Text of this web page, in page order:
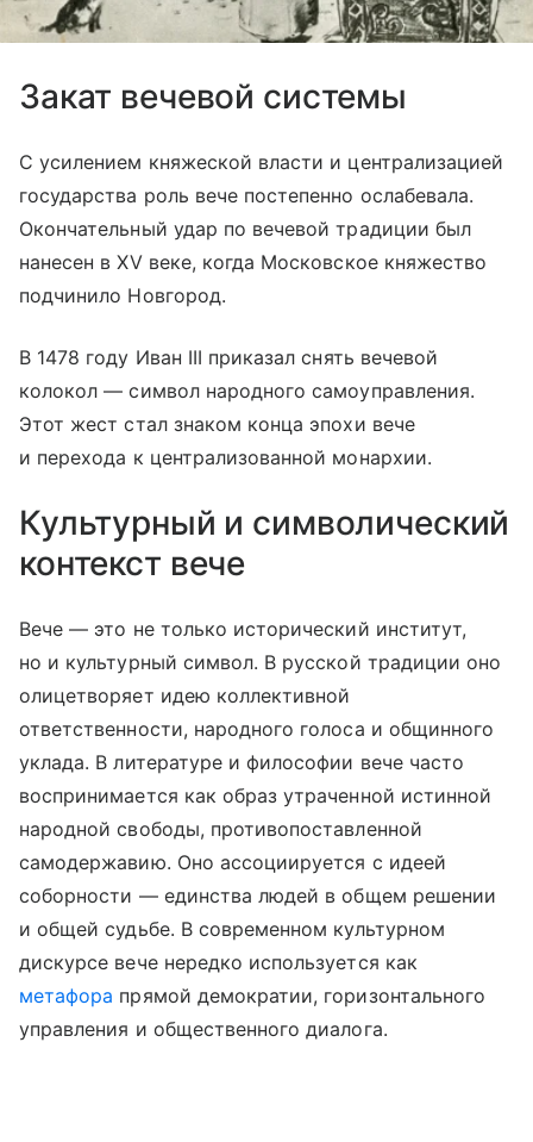
Закат вечевой системы
С усилением княжеской власти и централизацией
государства роль вече постепенно ослабевала.
Окончательный удар по вечевой традиции был
нанесен в XV веке, когда Московское княжество
подчинило Новгород.
В 1478 году Иван III приказал снять вечевой
колокол — символ народного самоуправления.
Этот жест стал знаком конца эпохи вече
и перехода к централизованной монархии.
Культурный и символический
контекст вече
Вече — это не только исторический институт,
но и культурный символ. В русской традиции оно
олицетворяет идею коллективной
ответственности, народного голоса и общинного
уклада. В литературе и философии вече часто
воспринимается как образ утраченной истинной
народной свободы, противопоставленной
самодержавию. Оно ассоциируется с идеей
соборности — единства людей в общем решении
и общей судьбе. В современном культурном
дискурсе вече нередко используется как
метафора прямой демократии, горизонтального
управления и общественного диалога.